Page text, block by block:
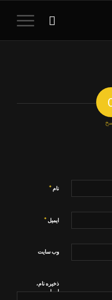
نام *
ایمیل *
وب‌ سایت
ذخیره نام،
ایمیل و